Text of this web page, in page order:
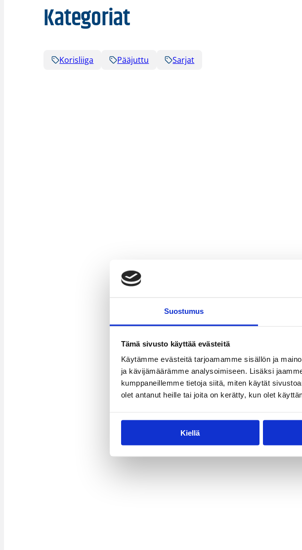
Suostumus
Tämä sivusto käyttää evästeitä
Käytämme evästeitä tarjoamamme sisällön ja
ja kävijämäärämme analysoimiseen. Lisäksi
kumppaneillemme tietoja siitä, miten käytät
olet antanut heille tai joita on kerätty, kun olet
Kiellä
Kategoriat
Korisliiga Pääjuttu Sarjat